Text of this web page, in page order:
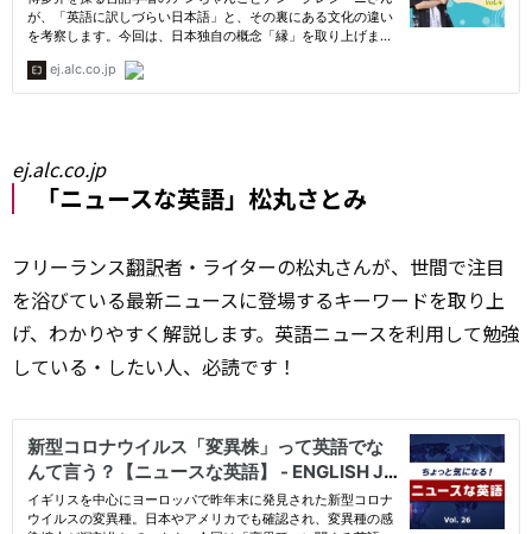
ej.alc.co.jp
「ニュースな英語」松丸さとみ
フリーランス翻訳者・ライターの松丸さんが、世間で注目
を浴びている最新ニュースに登場するキーワードを取り上
げ、わかりやすく解説します。英語ニュースを利用して勉強
している・したい人、必読です！